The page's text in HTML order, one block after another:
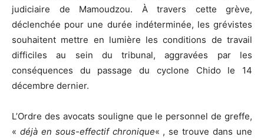
judiciaire de Mamoudzou. À travers cette grève,
déclenchée pour une durée indéterminée, les grévistes
souhaitent mettre en lumière les conditions de travail
difficiles au sein du tribunal, aggravées par les
conséquences du passage du cyclone Chido le 14
décembre dernier.
L’Ordre des avocats souligne que le personnel de greffe,
« déjà en sous-effectif chronique« , se trouve dans une